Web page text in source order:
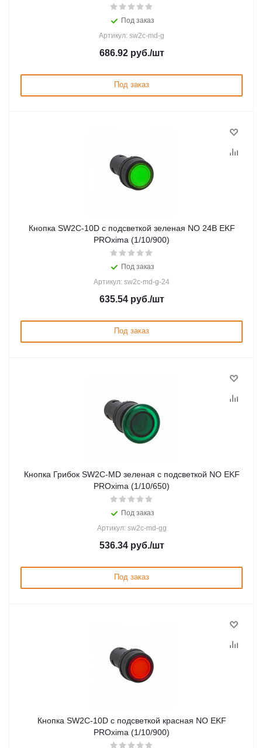
Под заказ
Артикул: sw2c-md-g
686.92руб./шт
Под заказ
Кнопка SW2C-10D с подсветкой зеленая NO 24В EKF
PROxima (1/10/900)
Под заказ
Артикул: sw2c-md-g-24
635.54руб./шт
Под заказ
Кнопка Грибок SW2C-MD зеленая с подсветкой NO EKF
PROxima (1/10/650)
Под заказ
Артикул: sw2c-md-gg
536.34руб./шт
Под заказ
Кнопка SW2C-10D с подсветкой красная NO EKF
PROxima (1/10/900)